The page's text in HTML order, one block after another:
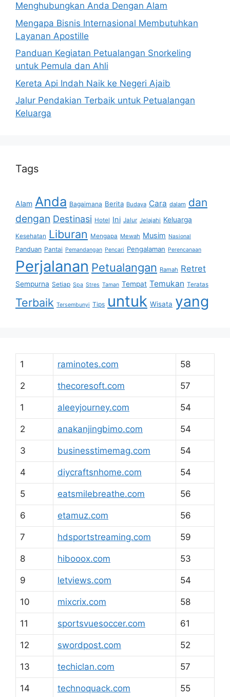
Menghubungkan Anda Dengan Alam
Mengapa Bisnis Internasional Membutuhkan
Layanan Apostille
Panduan Kegiatan Petualangan Snorkeling
untuk Pemula dan Ahli
Kereta Api Indah Naik ke Negeri Ajaib
Jalur Pendakian Terbaik untuk Petualangan
Keluarga
Tags
Alam Anda Bagaimana Berita Budaya Cara dalam dan
dengan Destinasi Hotel Ini Jalur Jelajahi Keluarga
Kesehatan Liburan Mengapa Mewah Musim Nasional
Panduan Pantai Pemandangan Pencari Pengalaman Perencanaan
Perjalanan Petualangan Ramah Retret
Sempurna Setiap Spa Stres Taman Tempat Temukan Teratas
Terbaik Tersembunyi Tips untuk Wisata yang
1 raminotes.com 58
2 thecoresoft.com 57
1 aleeyjourney.com 54
2 anakanjingbimo.com 54
3 businesstimemag.com 54
4 diycraftsnhome.com 54
5 eatsmilebreathe.com 56
6 etamuz.com 56
7 hdsportstreaming.com 59
8 hibooox.com 53
9 letviews.com 54
10 mixcrix.com 58
11 sportsvuesoccer.com 61
12 swordpost.com 52
13 techiclan.com 57
14 technoquack.com 55